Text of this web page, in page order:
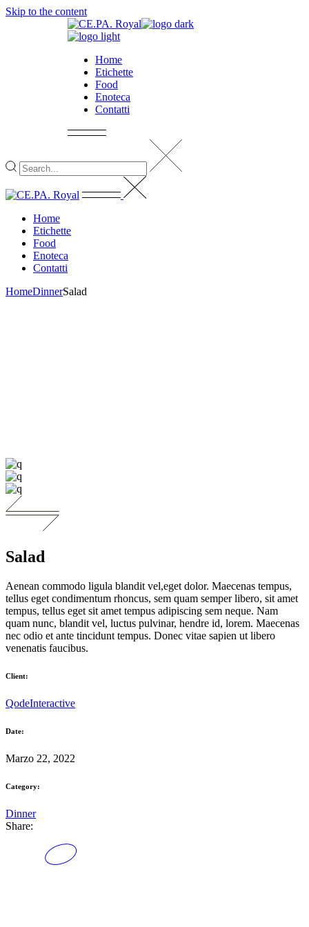
Skip to the content
Home
Etichette
Food
Enoteca
Contatti
Home
Etichette
Food
Enoteca
Contatti
HomeDinnerSalad
Salad
Aenean commodo ligula blandit vel,eget dolor. Maecenas tempus,
tellus eget condimentum rhoncus, sem quam semper libero, sit amet
tempus, tellus eget sit amet tempus adipiscing sem neque. Nam
quam nunc, blandit vel, luctus pulvinar, hendre id, lorem. Maecenas
nec odio et ante tincidunt tempus. Donec vitae sapien ut libero
venenatis faucibus.
Client:
QodeInteractive
Date:
Marzo 22, 2022
Category:
Dinner
Share: